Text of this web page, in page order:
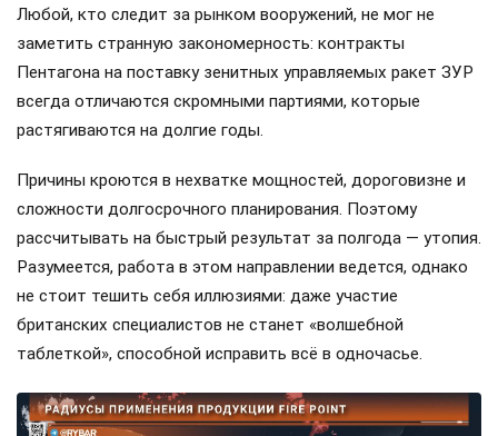
Любой, кто следит за рынком вооружений, не мог не
заметить странную закономерность: контракты
Пентагона на поставку зенитных управляемых ракет ЗУР
всегда отличаются скромными партиями, которые
растягиваются на долгие годы.
Причины кроются в нехватке мощностей, дороговизне и
сложности долгосрочного планирования. Поэтому
рассчитывать на быстрый результат за полгода — утопия.
Разумеется, работа в этом направлении ведется, однако
не стоит тешить себя иллюзиями: даже участие
британских специалистов не станет «волшебной
таблеткой», способной исправить всё в одночасье.